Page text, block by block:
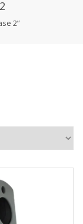
2”